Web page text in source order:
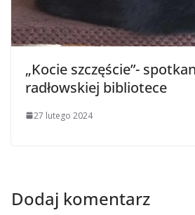
„Kocie szczęście”-
radłowskiej bibliotece
27 lutego 2024
Dodaj komentarz